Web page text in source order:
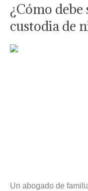
¿Cómo debe
custodia de
Un abogado de